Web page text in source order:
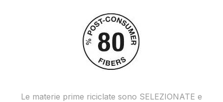
Le materie prime riciclate sono SELEZIONATE e